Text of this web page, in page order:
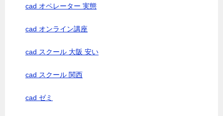
cad オペレーター 実態
cad オンライン講座
cad スクール 大阪 安い
cad スクール 関西
cad ゼミ